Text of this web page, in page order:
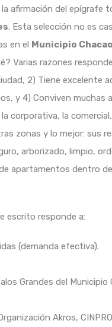
afirmación del epígrafe
. Esta selección no es
en el
Municipio
Varias razones
2) Tiene excelente
y 4) Conviven muchas
corporativa, la
zonas y lo mejor: sus
arborizado, limpio,
apartamentos dentro
escrito responde a:
(demanda efectiva).
Grandes del Municipio
Akros,